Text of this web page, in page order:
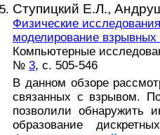
Ступицкий Е.Л.,
Физические
моделирование
Компьютерные
№ 3, с. 505-546
В данном обзоре
связанных с взрывом.
позволили обнаружить
образование